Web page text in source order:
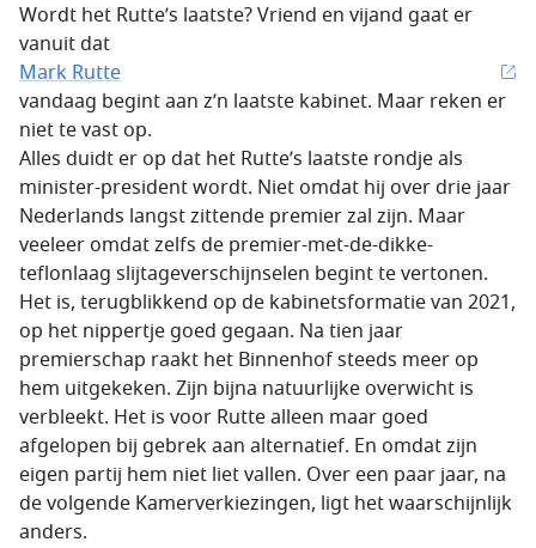
Wordt het Rutte’s laatste? Vriend en vijand gaat er
vanuit dat
Mark Rutte
vandaag begint aan z’n laatste kabinet. Maar reken er
niet te vast op.
Alles duidt er op dat het Rutte’s laatste rondje als
minister-president wordt. Niet omdat hij over drie jaar
Nederlands langst zittende premier zal zijn. Maar
veeleer omdat zelfs de premier-met-de-dikke-
teflonlaag slijtageverschijnselen begint te vertonen.
Het is, terugblikkend op de kabinetsformatie van 2021,
op het nippertje goed gegaan. Na tien jaar
premierschap raakt het Binnenhof steeds meer op
hem uitgekeken. Zijn bijna natuurlijke overwicht is
verbleekt. Het is voor Rutte alleen maar goed
afgelopen bij gebrek aan alternatief. En omdat zijn
eigen partij hem niet liet vallen. Over een paar jaar, na
de volgende Kamerverkiezingen, ligt het waarschijnlijk
anders.